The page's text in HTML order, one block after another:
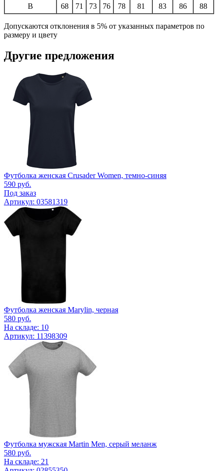
B
68 71 73 76 78 81 83 86 88
Допускаются отклонения в 5% от указанных параметров по
размеру и цвету
Другие предложения
Футболка женская Crusader Women, темно-синяя
590 руб.
Под заказ
Артикул: 03581319
Футболка женская Marylin, черная
580 руб.
На складе: 10
Артикул: 11398309
Футболка мужская Martin Men, серый меланж
580 руб.
На складе: 21